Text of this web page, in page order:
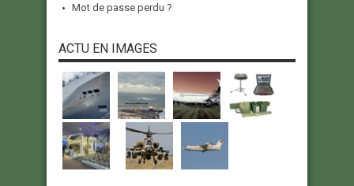
Mot de passe perdu ?
ACTU EN IMAGES